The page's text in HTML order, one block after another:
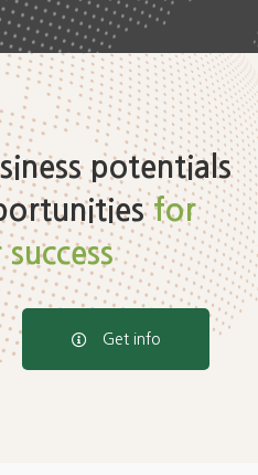
potentials
for
Get info